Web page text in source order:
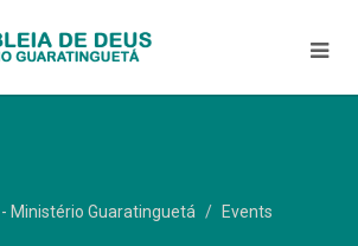
Ministério Guaratinguetá
Events